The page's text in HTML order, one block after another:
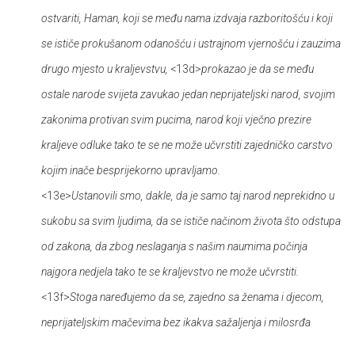
ostvariti, Haman, koji se među nama izdvaja razboritošću i koji
se ističe prokušanom odanošću i ustrajnom vjernošću i zauzima
drugo mjesto u kraljevstvu, <13d>prokazao je da se među
ostale narode svijeta zavukao jedan neprijateljski narod, svojim
zakonima protivan svim pucima, narod koji vječno prezire
kraljeve odluke tako te se ne može učvrstiti zajedničko carstvo
kojim inače besprijekorno upravljamo.
<13e>Ustanovili smo, dakle, da je samo taj narod neprekidno u
sukobu sa svim ljudima, da se ističe načinom života što odstupa
od zakona, da zbog neslaganja s našim naumima počinja
najgora nedjela tako te se kraljevstvo ne može učvrstiti.
<13f>Stoga naređujemo da se, zajedno sa ženama i djecom,
neprijateljskim mačevima bez ikakva sažaljenja i milosrđa